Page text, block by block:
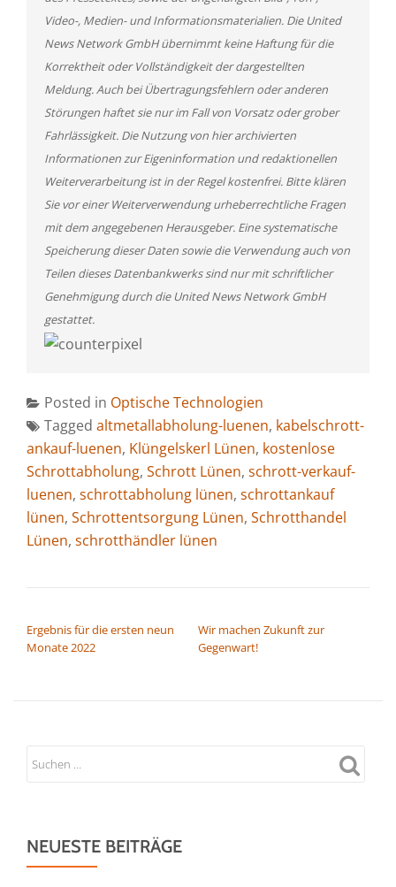
Video-, Medien- und Informationsmaterialien. Die United
News Network GmbH übernimmt keine Haftung für die
Korrektheit oder Vollständigkeit der dargestellten
Meldung. Auch bei Übertragungsfehlern oder anderen
Störungen haftet sie nur im Fall von Vorsatz oder grober
Fahrlässigkeit. Die Nutzung von hier archivierten
Informationen zur Eigeninformation und redaktionellen
Weiterverarbeitung ist in der Regel kostenfrei. Bitte klären
Sie vor einer Weiterverwendung urheberrechtliche Fragen
mit dem angegebenen Herausgeber. Eine systematische
Speicherung dieser Daten sowie die Verwendung auch von
Teilen dieses Datenbankwerks sind nur mit schriftlicher
Genehmigung durch die United News Network GmbH
gestattet.
Posted in Optische Technologien
Tagged altmetallabholung-luenen, kabelschrott-
ankauf-luenen, Klüngelskerl Lünen, kostenlose
Schrottabholung, Schrott Lünen, schrott-verkauf-
luenen, schrottabholung lünen, schrottankauf
lünen, Schrottentsorgung Lünen, Schrotthandel
Lünen, schrotthändler lünen
Ergebnis für die ersten neun
Monate 2022
Wir machen Zukunft zur
Gegenwart!
NEUESTE BEITRÄGE